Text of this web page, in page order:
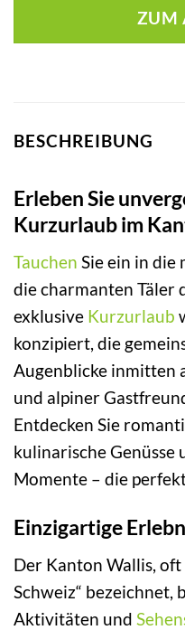
ZUM
BESCHREIBUNG
Erleben Sie
Kurzurlaub im
Tauchen Sie ein in die
die charmanten Täler
exklusive Kurzurlaub
konzipiert, die
Augenblicke inmitten
und alpiner
Entdecken Sie
kulinarische Genüsse
Momente – die
Einzigartige
Der Kanton Wallis, oft
Schweiz“ bezeichnet,
Aktivitäten und